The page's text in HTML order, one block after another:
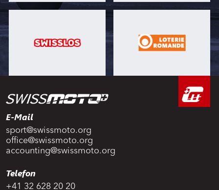
E-Mail
sport@swissmoto.org
office@swissmoto.org
accounting@swissmoto.org
Telefon
+41 32 628 20 20